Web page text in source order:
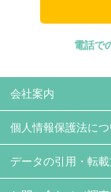
電話で
会社案内
個人情報保護法につ
データの引用・転